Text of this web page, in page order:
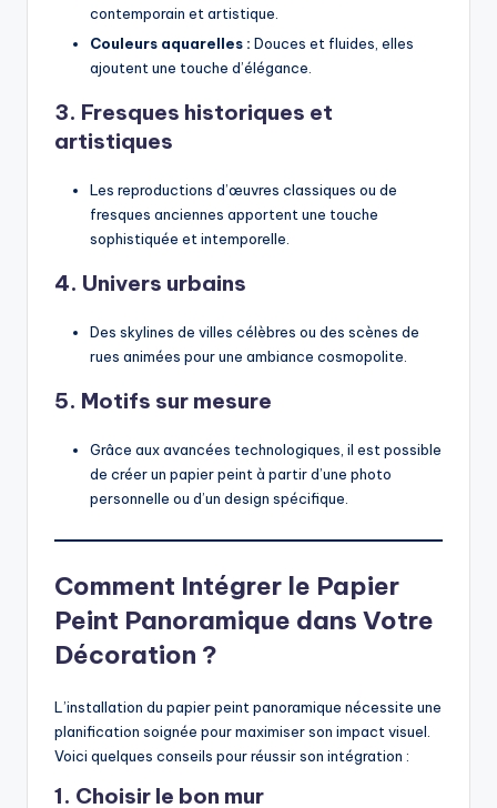
contemporain et artistique.
Couleurs aquarelles : Douces et fluides, elles
ajoutent une touche d’élégance.
3. Fresques historiques et
artistiques
Les reproductions d’œuvres classiques ou de
fresques anciennes apportent une touche
sophistiquée et intemporelle.
4. Univers urbains
Des skylines de villes célèbres ou des scènes de
rues animées pour une ambiance cosmopolite.
5. Motifs sur mesure
Grâce aux avancées technologiques, il est possible
de créer un papier peint à partir d’une photo
personnelle ou d’un design spécifique.
Comment Intégrer le Papier
Peint Panoramique dans Votre
Décoration ?
L’installation du papier peint panoramique nécessite une
planification soignée pour maximiser son impact visuel.
Voici quelques conseils pour réussir son intégration :
1. Choisir le bon mur